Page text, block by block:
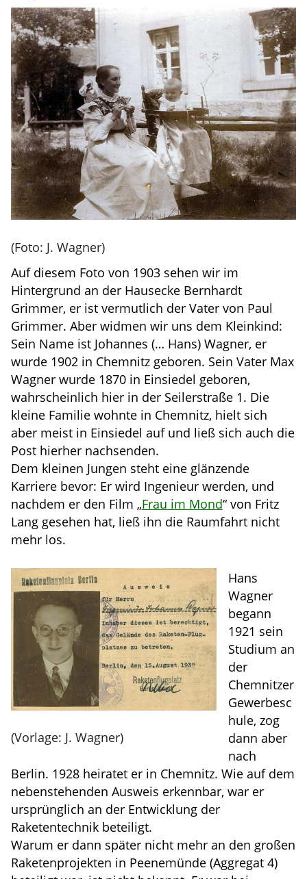
(Foto: J. Wagner)
Auf diesem Foto von 1903 sehen wir im
Hintergrund an der Hausecke Bernhardt
Grimmer, er ist vermutlich der Vater von Paul
Grimmer. Aber widmen wir uns dem Kleinkind:
Sein Name ist Johannes (… Hans) Wagner, er
wurde 1902 in Chemnitz geboren. Sein Vater Max
Wagner wurde 1870 in Einsiedel geboren,
wahrscheinlich hier in der Seilerstraße 1. Die
kleine Familie wohnte in Chemnitz, hielt sich
aber meist in Einsiedel auf und ließ sich auch die
Post hierher nachsenden.
Dem kleinen Jungen steht eine glänzende
Karriere bevor: Er wird Ingenieur werden, und
nachdem er den Film „Frau im Mond“ von Fritz
Lang gesehen hat, ließ ihn die Raumfahrt nicht
mehr los.
(Vorlage: J. Wagner)
Hans
Wagner
begann
1921 sein
Studium an
der
Chemnitzer
Gewerbesc
hule, zog
dann aber
nach
Berlin. 1928 heiratet er in Chemnitz. Wie auf dem
nebenstehenden Ausweis erkennbar, war er
ursprünglich an der Entwicklung der
Raketentechnik beteiligt.
Warum er dann später nicht mehr an den großen
Raketenprojekten in Peenemünde (Aggregat 4)